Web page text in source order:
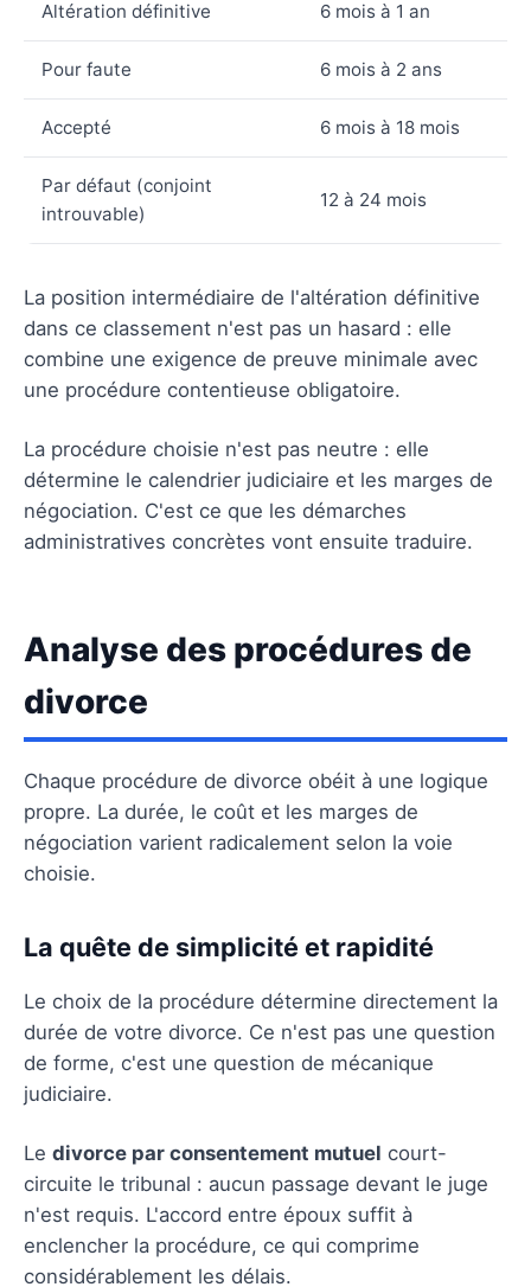
Altération définitive 6 mois à 1 an
Pour faute 6 mois à 2 ans
Accepté 6 mois à 18 mois
Par défaut (conjoint
introuvable)
12 à 24 mois
La position intermédiaire de l'altération définitive
dans ce classement n'est pas un hasard : elle
combine une exigence de preuve minimale avec
une procédure contentieuse obligatoire.
La procédure choisie n'est pas neutre : elle
détermine le calendrier judiciaire et les marges de
négociation. C'est ce que les démarches
administratives concrètes vont ensuite traduire.
Analyse des procédures de
divorce
Chaque procédure de divorce obéit à une logique
propre. La durée, le coût et les marges de
négociation varient radicalement selon la voie
choisie.
La quête de simplicité et rapidité
Le choix de la procédure détermine directement la
durée de votre divorce. Ce n'est pas une question
de forme, c'est une question de mécanique
judiciaire.
Le divorce par consentement mutuel court-
circuite le tribunal : aucun passage devant le juge
n'est requis. L'accord entre époux suffit à
enclencher la procédure, ce qui comprime
considérablement les délais.